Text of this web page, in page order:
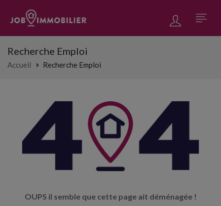
Recherche Emploi
Accueil Recherche Emploi
OUPS il semble que cette page ait déménagée !